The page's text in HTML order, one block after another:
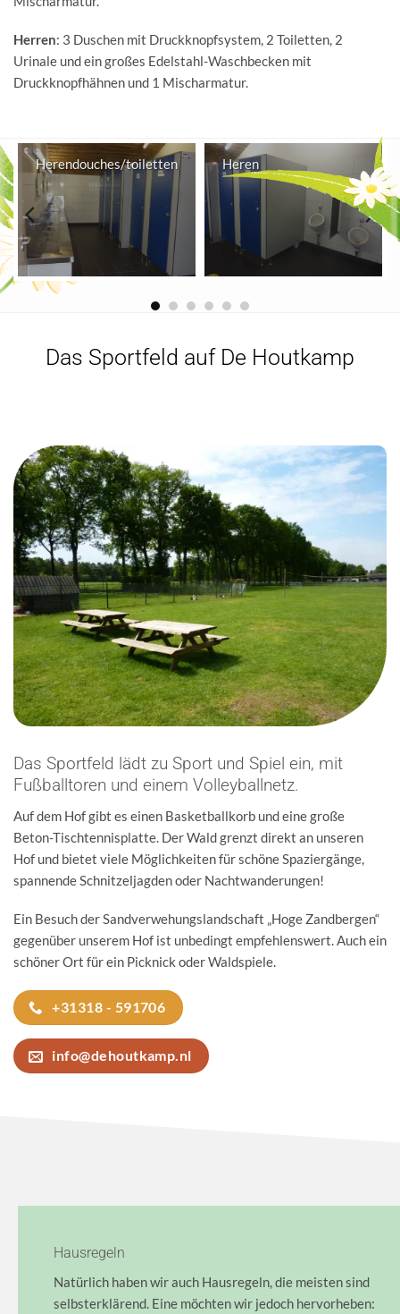
Herren: 3 Duschen mit Druckknopfsystem, 2 Toiletten, 2
Urinale und ein großes Edelstahl-Waschbecken mit
Druckknopfhähnen und 1 Mischarmatur.
Herendouches/toiletten Heren
Das Sportfeld auf De Houtkamp
Das Sportfeld lädt zu Sport und Spiel ein, mit
Fußballtoren und einem Volleyballnetz.
Auf dem Hof gibt es einen Basketballkorb und eine große
Beton-Tischtennisplatte. Der Wald grenzt direkt an unseren
Hof und bietet viele Möglichkeiten für schöne Spaziergänge,
spannende Schnitzeljagden oder Nachtwanderungen!
Ein Besuch der Sandverwehungslandschaft „Hoge Zandbergen“
gegenüber unserem Hof ist unbedingt empfehlenswert. Auch ein
schöner Ort für ein Picknick oder Waldspiele.
+31318 - 591706
info@dehoutkamp.nl
Hausregeln
Natürlich haben wir auch Hausregeln, die meisten sind
selbsterklärend. Eine möchten wir jedoch hervorheben: